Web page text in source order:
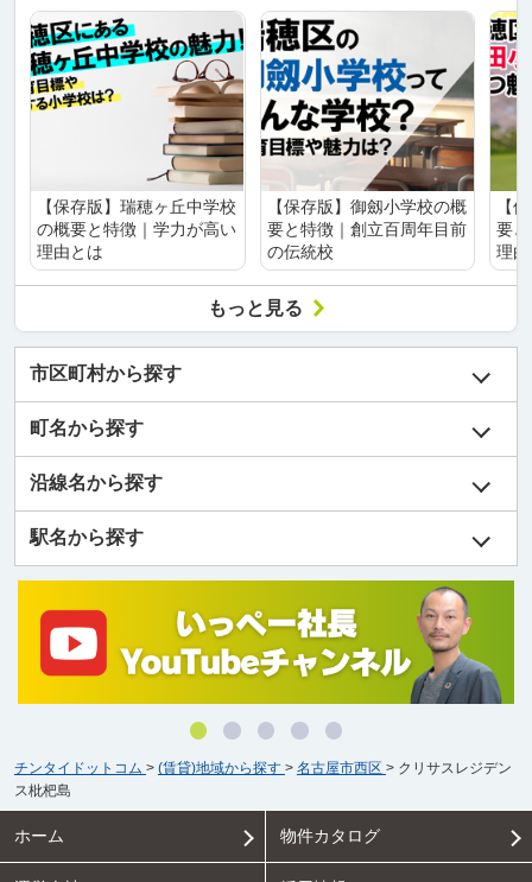
【保存版】瑞穂ヶ丘中学校
の概要と特徴｜学力が高い
理由とは
【保存版】御劔小学校の概
要と特徴｜創立百周年目前
の伝統校
【
要
理
もっと見る
市区町村から探す
町名から探す
沿線名から探す
駅名から探す
チンタイドットコム > (賃貸)地域から探す > 名古屋市西区 > クリサスレジデン
ス枇杷島
ホーム 物件カタログ